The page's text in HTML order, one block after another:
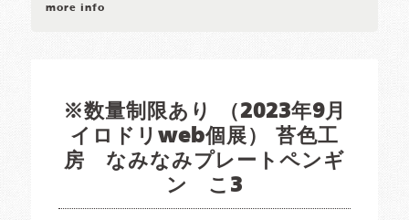
more info
※数量制限あり （2023年9月
イロドリweb個展） 苔色工
房 なみなみプレートペンギ
ン こ3